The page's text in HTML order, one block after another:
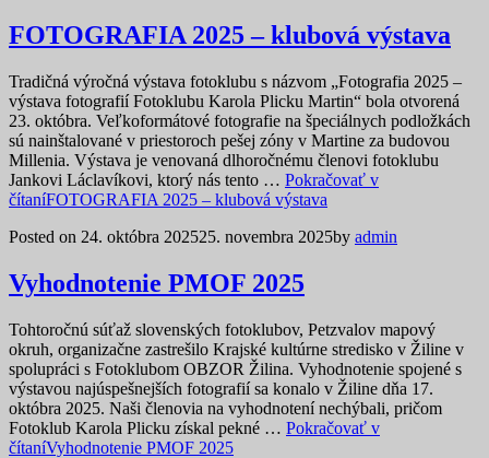
FOTOGRAFIA 2025 – klubová výstava
Tradičná výročná výstava fotoklubu s názvom „Fotografia 2025 –
výstava fotografií Fotoklubu Karola Plicku Martin“ bola otvorená
23. októbra. Veľkoformátové fotografie na špeciálnych podložkách
sú nainštalované v priestoroch pešej zóny v Martine za budovou
Millenia. Výstava je venovaná dlhoročnému členovi fotoklubu
Jankovi Láclavíkovi, ktorý nás tento … Pokračovať v
čítaníFOTOGRAFIA 2025 – klubová výstava
Posted on 24. októbra 202525. novembra 2025by admin
Vyhodnotenie PMOF 2025
Tohtoročnú súťaž slovenských fotoklubov, Petzvalov mapový
okruh, organizačne zastrešilo Krajské kultúrne stredisko v Žiline v
spolupráci s Fotoklubom OBZOR Žilina. Vyhodnotenie spojené s
výstavou najúspešnejších fotografií sa konalo v Žiline dňa 17.
októbra 2025. Naši členovia na vyhodnotení nechýbali, pričom
Fotoklub Karola Plicku získal pekné … Pokračovať v
čítaníVyhodnotenie PMOF 2025